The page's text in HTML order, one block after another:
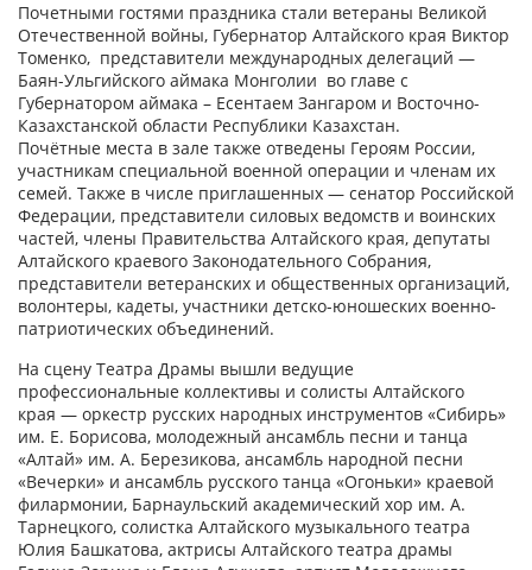
Почетными гостями праздника стали ветераны Великой
Отечественной войны, Губернатор Алтайского края Виктор
Томенко, представители международных делегаций —
Баян-Ульгийского аймака Монголии во главе с
Губернатором аймака – Есентаем Зангаром и Восточно-
Казахстанской области Республики Казахстан.
Почётные места в зале также отведены Героям России,
участникам специальной военной операции и членам их
семей. Также в числе приглашенных — сенатор Российской
Федерации, представители силовых ведомств и воинских
частей, члены Правительства Алтайского края, депутаты
Алтайского краевого Законодательного Собрания,
представители ветеранских и общественных организаций,
волонтеры, кадеты, участники детско-юношеских военно-
патриотических объединений.
На сцену Театра Драмы вышли ведущие
профессиональные коллективы и солисты Алтайского
края — оркестр русских народных инструментов «Сибирь»
им. Е. Борисова, молодежный ансамбль песни и танца
«Алтай» им. А. Березикова, ансамбль народной песни
«Вечерки» и ансамбль русского танца «Огоньки» краевой
филармонии, Барнаульский академический хор им. А.
Тарнецкого, солистка Алтайского музыкального театра
Юлия Башкатова, актрисы Алтайского театра драмы